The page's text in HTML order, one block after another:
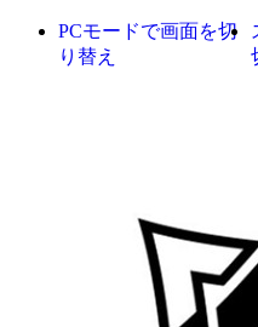
PCモードで画面を切
り替え